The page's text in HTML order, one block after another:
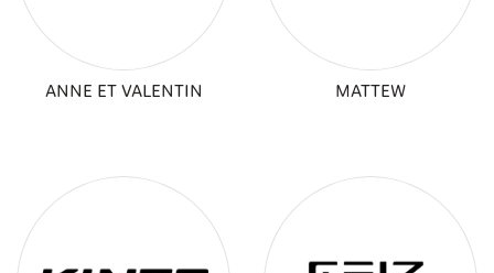
ANNE ET VALENTIN MATTEW